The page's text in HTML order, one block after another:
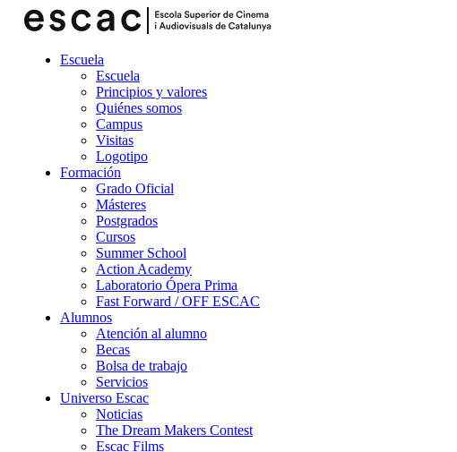
Escuela
Escuela
Principios y valores
Quiénes somos
Campus
Visitas
Logotipo
Formación
Grado Oficial
Másteres
Postgrados
Cursos
Summer School
Action Academy
Laboratorio Ópera Prima
Fast Forward / OFF ESCAC
Alumnos
Atención al alumno
Becas
Bolsa de trabajo
Servicios
Universo Escac
Noticias
The Dream Makers Contest
Escac Films